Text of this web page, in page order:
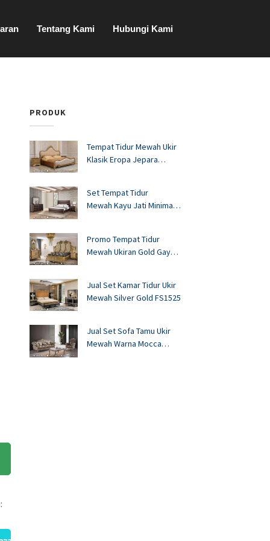
Tentang Kami Hubungi Kami
PRODUK
Tempat Tidur Mewah Ukir
Klasik Eropa Jepara
Set Tempat Tidur
Mewah Kayu Jati Minimalis
Promo Tempat Tidur
Mewah Ukiran Gold Gaya
Jual Set Kamar Tidur Ukir
Mewah Silver Gold FS1525
Jual Set Sofa Tamu Ukir
Mewah Warna Mocca